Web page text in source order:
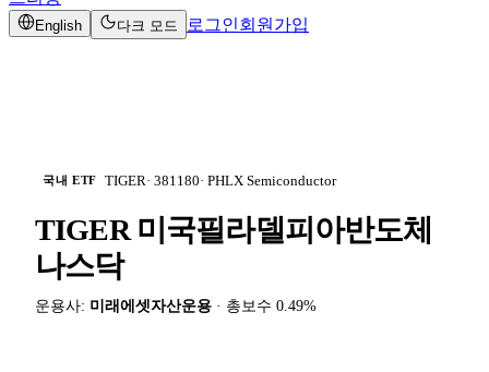
English 다크 모드 로그인회원가입
국내 ETF TIGER· 381180· PHLX Semiconductor
TIGER 미국필라델피아반도체
나스닥
운용사: 미래에셋자산운용 · 총보수 0.49%